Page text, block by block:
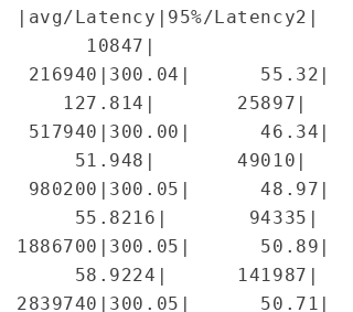
|avg/Latency|95%/Latency2|
10847|
216940|300.04|      55.32|
127.814|       25897|
517940|300.00|      46.34|
51.948|       49010|
980200|300.05|      48.97|
55.8216|       94335|
1886700|300.05|      50.89|
58.9224|      141987|
2839740|300.05|      50.71|